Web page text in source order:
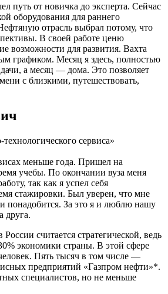
путь от новичка до эксперта. Сейчас
оборудования для раннего
отрасль выбрал потому, что
В своей работе ценю
возможности для развития. Вахта
графиком. Месяц я здесь, полностью
а месяц — дома. Это позволяет
с близкими, путешествовать,
сервиса»
меньше года. Пришел на
учебы. По окончании вуза меня
так как я успел себя
стажировки. Был уверен, что мне
понадобится. За это я и люблю нашу
друга.
считается стратегической, ведь
экономики страны. В этой сфере
Пять тысяч в том числе —
предприятий «Газпром нефти»*.
специалистов, но не меньше